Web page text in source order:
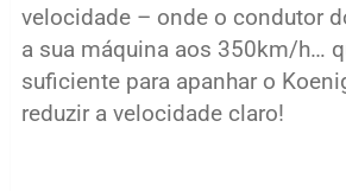
velocidade – onde o condutor
a sua máquina aos 350km/h…
suficiente para apanhar o
reduzir a velocidade claro!